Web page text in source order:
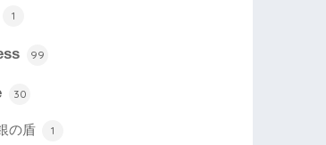
1
99
30
の盾 1